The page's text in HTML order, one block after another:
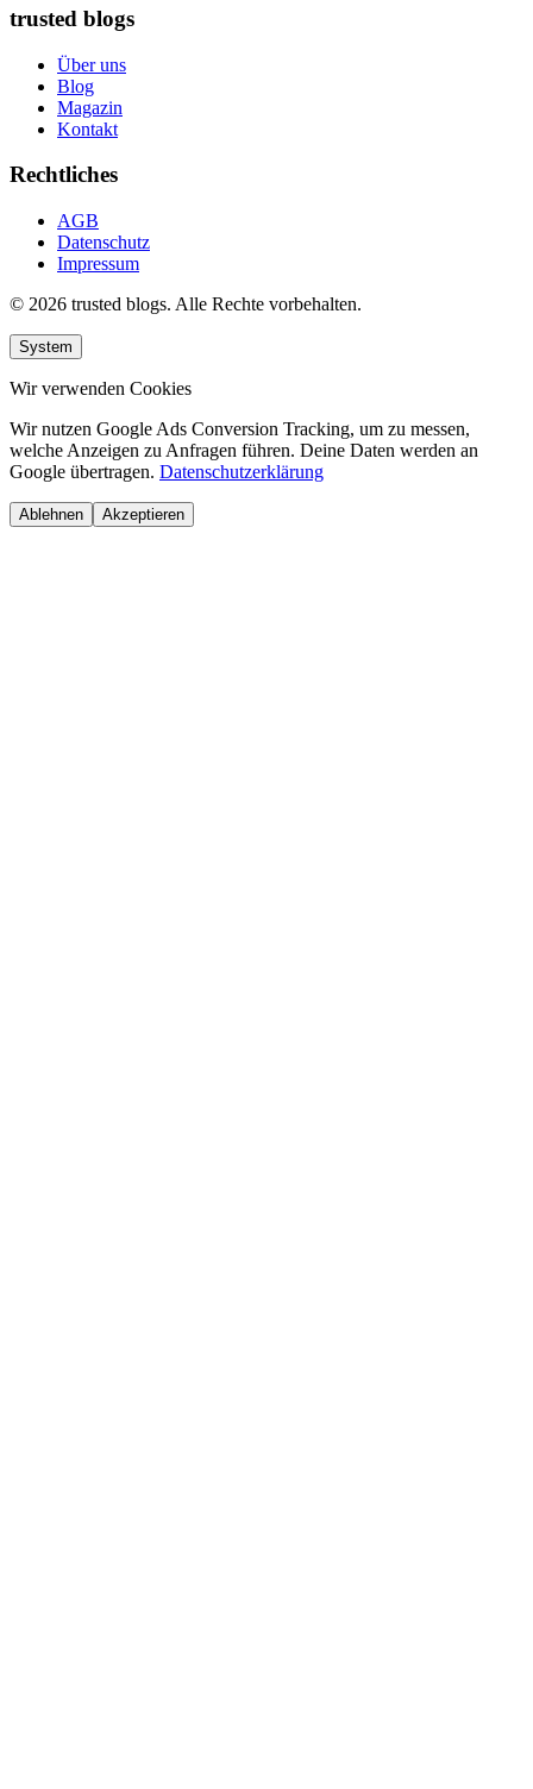
trusted blogs
Über uns
Blog
Magazin
Kontakt
Rechtliches
AGB
Datenschutz
Impressum
© 2026 trusted blogs. Alle Rechte vorbehalten.
System
Wir verwenden Cookies
Wir nutzen Google Ads Conversion Tracking, um zu messen,
welche Anzeigen zu Anfragen führen. Deine Daten werden an
Google übertragen. Datenschutzerklärung
Ablehnen Akzeptieren